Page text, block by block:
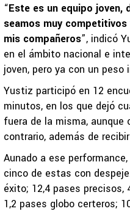
“Este es un equipo joven,
seamos muy
mis compañeros”, indicó
en el ámbito nacional e
joven, pero ya con un peso
Yustiz participó en 12
minutos, en los que dejó
fuera de la misma, aunque
contrario, además de
Aunado a ese
cinco de estas con
éxito; 12,4 pases
1,2 pases globo certeros;